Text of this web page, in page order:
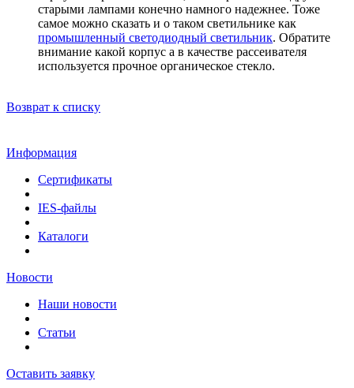
старыми лампами конечно намного надежнее. Тоже
самое можно сказать и о таком светильнике как
промышленный светодиодный светильник. Обратите
внимание какой корпус а в качестве рассеивателя
используется прочное органическое стекло.
Возврат к списку
Информация
Сертификаты
IES-файлы
Каталоги
Новости
Наши новости
Статьи
Оставить заявку